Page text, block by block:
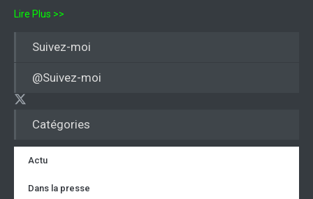
Catégories
Actu
Dans la presse
Lire Plus >>
Suivez-moi
@Suivez-moi